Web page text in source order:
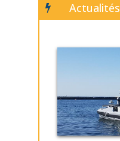
Actualités